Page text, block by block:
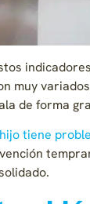
muy
de forma
tiene